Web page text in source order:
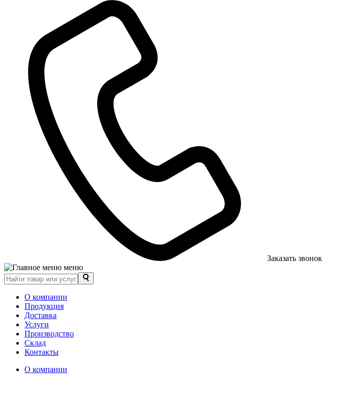
Заказать звонок
меню
О компании
Продукция
Доставка
Услуги
Производство
Склад
Контакты
О компании